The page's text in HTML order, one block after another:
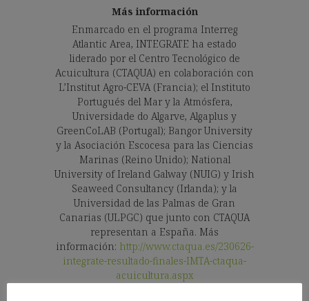
Más información
Enmarcado en el programa Interreg
Atlantic Area, INTEGRATE ha estado
liderado por el Centro Tecnológico de
Acuicultura (CTAQUA) en colaboración con
L’Institut Agro-CEVA (Francia); el Instituto
Portugués del Mar y la Atmósfera,
Universidade do Algarve, Algaplus y
GreenCoLAB (Portugal); Bangor University
y la Asociación Escocesa para las Ciencias
Marinas (Reino Unido); National
University of Ireland Galway (NUIG) y Irish
Seaweed Consultancy (Irlanda); y la
Universidad de las Palmas de Gran
Canarias (ULPGC) que junto con CTAQUA
representan a España. Más
información: http://www.ctaqua.es/230626-
integrate-resultado-finales-IMTA-ctaqua-
acuicultura.aspx